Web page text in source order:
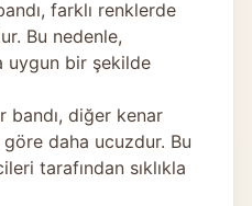
farklı renklerde
Bu nedenle,
uygun bir şekilde
bandı, diğer kenar
daha ucuzdur. Bu
tarafından sıklıkla